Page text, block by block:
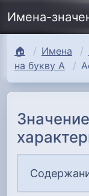
Имена-
🏠 Имена
на букву А